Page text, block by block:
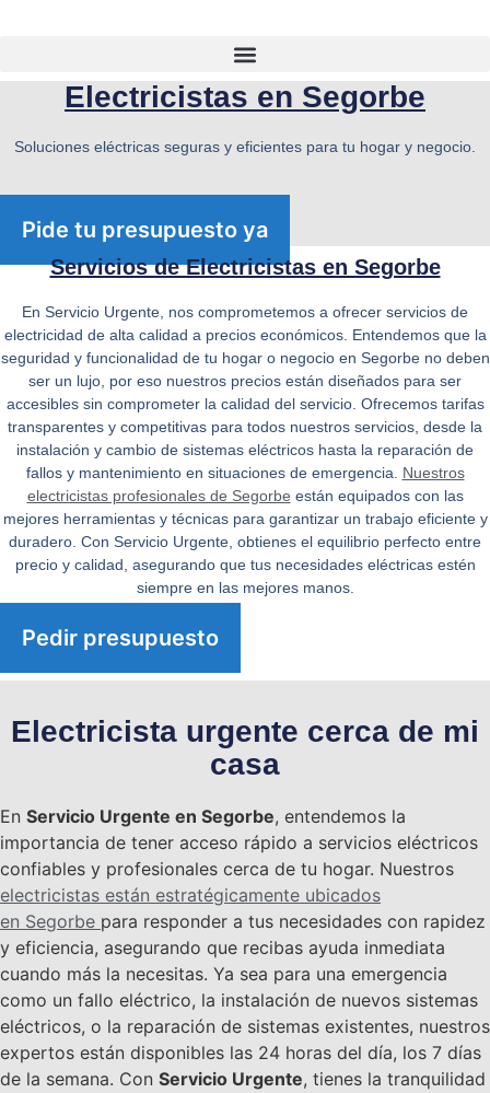
Electricistas en Segorbe
Soluciones eléctricas seguras y eficientes para tu hogar y negocio.​
Pide tu presupuesto ya
Servicios de Electricistas en Segorbe
En Servicio Urgente , nos comprometemos a ofrecer servicios de
electricidad de alta calidad a precios económicos. Entendemos que la
seguridad y funcionalidad de tu hogar o negocio en Segorbe no deben
ser un lujo, por eso nuestros precios están diseñados para ser
accesibles sin comprometer la calidad del servicio. Ofrecemos tarifas
transparentes y competitivas para todos nuestros servicios, desde la
instalación y cambio de sistemas eléctricos hasta la reparación de
fallos y mantenimiento en situaciones de emergencia. Nuestros
electricistas profesionales de Segorbe están equipados con las
mejores herramientas y técnicas para garantizar un trabajo eficiente y
duradero. Con Servicio Urgente , obtienes el equilibrio perfecto entre
precio y calidad, asegurando que tus necesidades eléctricas estén
siempre en las mejores manos.
Pedir presupuesto
Electricista urgente cerca de mi
casa
En Servicio Urgente en Segorbe, entendemos la
importancia de tener acceso rápido a servicios eléctricos
confiables y profesionales cerca de tu hogar. Nuestros
electricistas están estratégicamente ubicados
en Segorbe para responder a tus necesidades con rapidez
y eficiencia, asegurando que recibas ayuda inmediata
cuando más la necesitas. Ya sea para una emergencia
como un fallo eléctrico, la instalación de nuevos sistemas
eléctricos, o la reparación de sistemas existentes, nuestros
expertos están disponibles las 24 horas del día, los 7 días
de la semana. Con Servicio Urgente, tienes la tranquilidad